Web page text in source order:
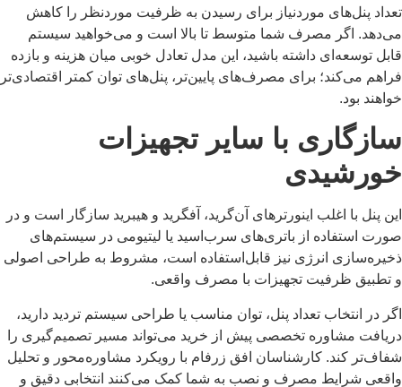
تعداد پنل‌های موردنیاز برای رسیدن به ظرفیت موردنظر را کاهش
می‌دهد. اگر مصرف شما متوسط تا بالا است و می‌خواهید سیستم
قابل توسعه‌ای داشته باشید، این مدل تعادل خوبی میان هزینه و بازده
فراهم می‌کند؛ برای مصرف‌های پایین‌تر، پنل‌های توان کمتر اقتصادی‌تر
خواهند بود.
سازگاری با سایر تجهیزات
خورشیدی
این پنل با اغلب اینورترهای آن‌گرید، آفگرید و هیبرید سازگار است و در
صورت استفاده از باتری‌های سرب‌اسید یا لیتیومی در سیستم‌های
ذخیره‌سازی انرژی نیز قابل‌استفاده است، مشروط به طراحی اصولی
و تطبیق ظرفیت تجهیزات با مصرف واقعی.
اگر در انتخاب تعداد پنل، توان مناسب یا طراحی سیستم تردید دارید،
دریافت مشاوره تخصصی پیش از خرید می‌تواند مسیر تصمیم‌گیری را
شفاف‌تر کند. کارشناسان افق زرفام با رویکرد مشاوره‌محور و تحلیل
واقعی شرایط مصرف و نصب به شما کمک می‌کنند انتخابی دقیق و